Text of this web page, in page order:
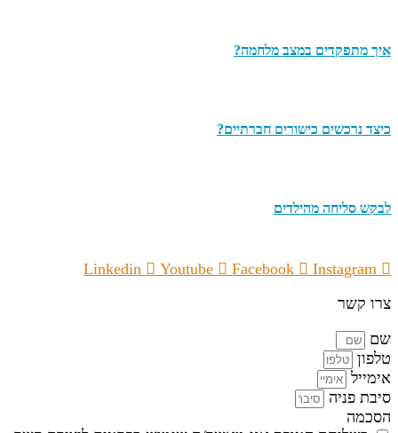
איך מתפקדים במצב מלחמה?
כיצד נרכשים כישורים חברתיים?
לבקש סליחה מהילדים
Linkedin Youtube Facebook
Instagram
צרו קשר
שם
טלפון
אימייל
סיבת פניה
הסכמה